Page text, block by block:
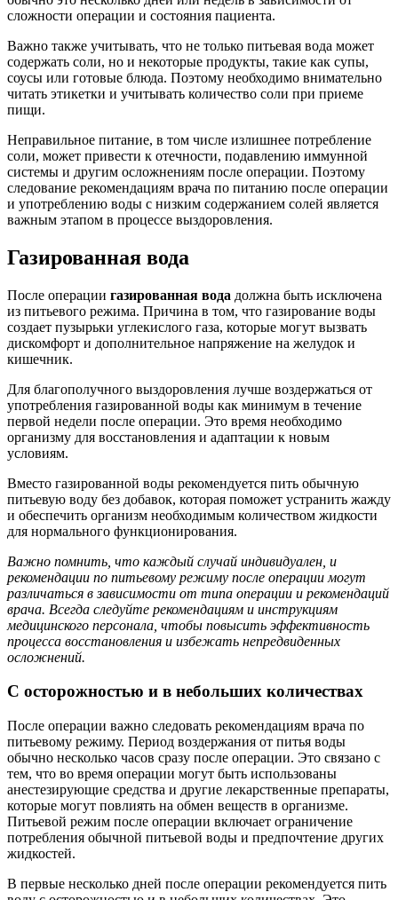
сложности операции и состояния пациента.
Важно также учитывать, что не только питьевая вода может
содержать соли, но и некоторые продукты, такие как супы,
соусы или готовые блюда. Поэтому необходимо внимательно
читать этикетки и учитывать количество соли при приеме
пищи.
Неправильное питание, в том числе излишнее потребление
соли, может привести к отечности, подавлению иммунной
системы и другим осложнениям после операции. Поэтому
следование рекомендациям врача по питанию после операции
и употреблению воды с низким содержанием солей является
важным этапом в процессе выздоровления.
Газированная вода
После операции газированная вода должна быть исключена
из питьевого режима. Причина в том, что газирование воды
создает пузырьки углекислого газа, которые могут вызвать
дискомфорт и дополнительное напряжение на желудок и
кишечник.
Для благополучного выздоровления лучше воздержаться от
употребления газированной воды как минимум в течение
первой недели после операции. Это время необходимо
организму для восстановления и адаптации к новым
условиям.
Вместо газированной воды рекомендуется пить обычную
питьевую воду без добавок, которая поможет устранить жажду
и обеспечить организм необходимым количеством жидкости
для нормального функционирования.
Важно помнить, что каждый случай индивидуален, и
рекомендации по питьевому режиму после операции могут
различаться в зависимости от типа операции и рекомендаций
врача. Всегда следуйте рекомендациям и инструкциям
медицинского персонала, чтобы повысить эффективность
процесса восстановления и избежать непредвиденных
осложнений.
С осторожностью и в небольших количествах
После операции важно следовать рекомендациям врача по
питьевому режиму. Период воздержания от питья воды
обычно несколько часов сразу после операции. Это связано с
тем, что во время операции могут быть использованы
анестезирующие средства и другие лекарственные препараты,
которые могут повлиять на обмен веществ в организме.
Питьевой режим после операции включает ограничение
потребления обычной питьевой воды и предпочтение других
жидкостей.
В первые несколько дней после операции рекомендуется пить